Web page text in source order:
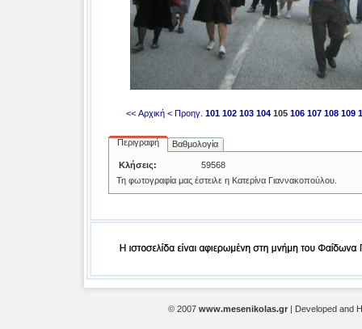
<< Αρχική < Προηγ. 101 102 103 104 105 106 107 108 109
Περιγραφή Βαθμολογία
Κλήσεις:
59568
Τη φωτογραφία μας έστειλε η Κατερίνα Γιαννακοπούλου.
© 2007 www.mesenikolas.gr | Developed and